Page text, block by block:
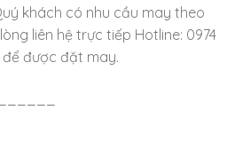
khách có nhu cầu may theo
liên hệ trực tiếp Hotline: 0974
để được đặt may.